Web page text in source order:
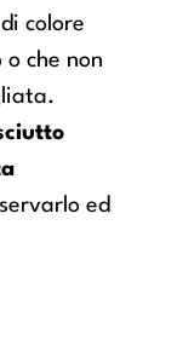
colore
che non
ed